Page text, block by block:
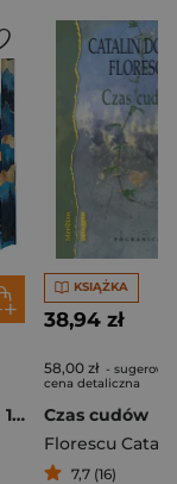
Niezdobyta. Tom 1-2 (ilustrowane brzegi)
KSIĄŻKA
38,94 zł
58,00 zł -
cena detaliczna
Czas cudów
7,7 (16)